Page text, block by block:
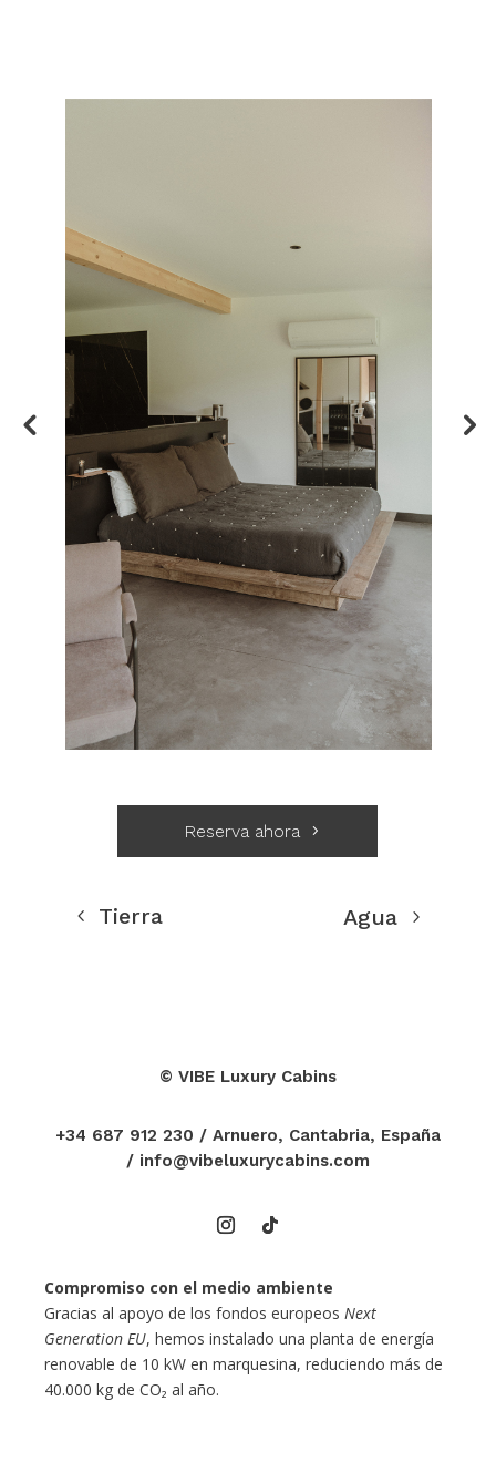
Reserva ahora
Tierra Agua
© VIBE Luxury Cabins
+34 687 912 230 / Arnuero, Cantabria, España
/ info@vibeluxurycabins.com
Compromiso con el medio ambiente
Gracias al apoyo de los fondos europeos Next
Generation EU, hemos instalado una planta de energía
renovable de 10 kW en marquesina, reduciendo más de
40.000 kg de CO₂ al año.